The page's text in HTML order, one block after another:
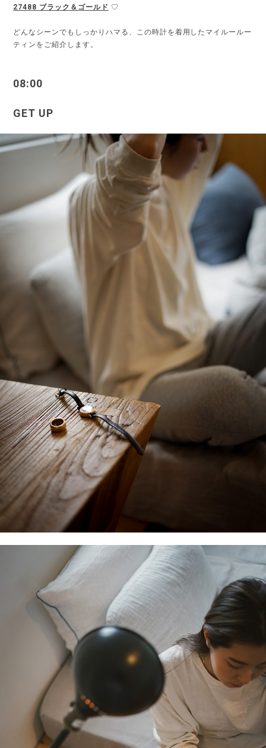
27488 ブラック＆ゴールド ♡
どんなシーンでもしっかりハマる、この時計を着用したマイルールー
ティンをご紹介します。
08:00
GET UP